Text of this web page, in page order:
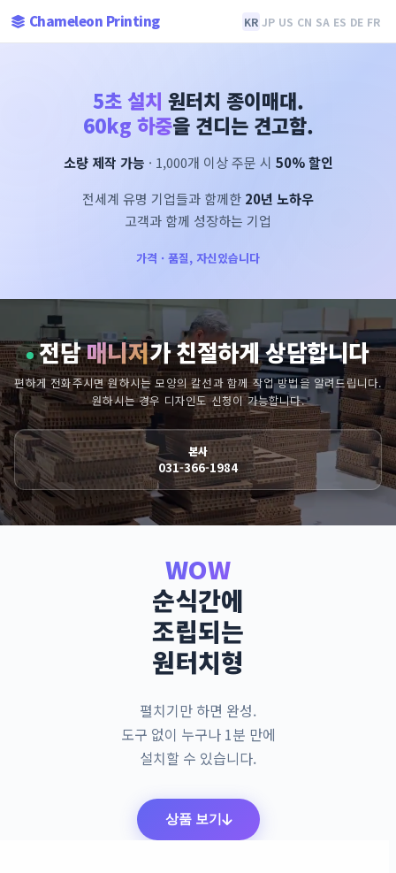
Chameleon Printing KR JP US CN SA ES DE FR
5초 설치 원터치 종이매대.
60kg 하중을 견디는 견고함.
소량 제작 가능 · 1,000개 이상 주문 시 50% 할인
전세계 유명 기업들과 함께한 20년 노하우
고객과 함께 성장하는 기업
가격 · 품질, 자신있습니다
전담매니저가 친절하게 상담합니다
편하게 전화주시면 원하시는 모양의 칼선과 함께 작업 방법을 알려드립니다.
원하시는 경우 디자인도 신청이 가능합니다.
본사
031-366-1984
WOW
순식간에
조립되는
원터치형
펼치기만 하면 완성.
도구 없이 누구나 1분 만에
설치할 수 있습니다.
상품 보기